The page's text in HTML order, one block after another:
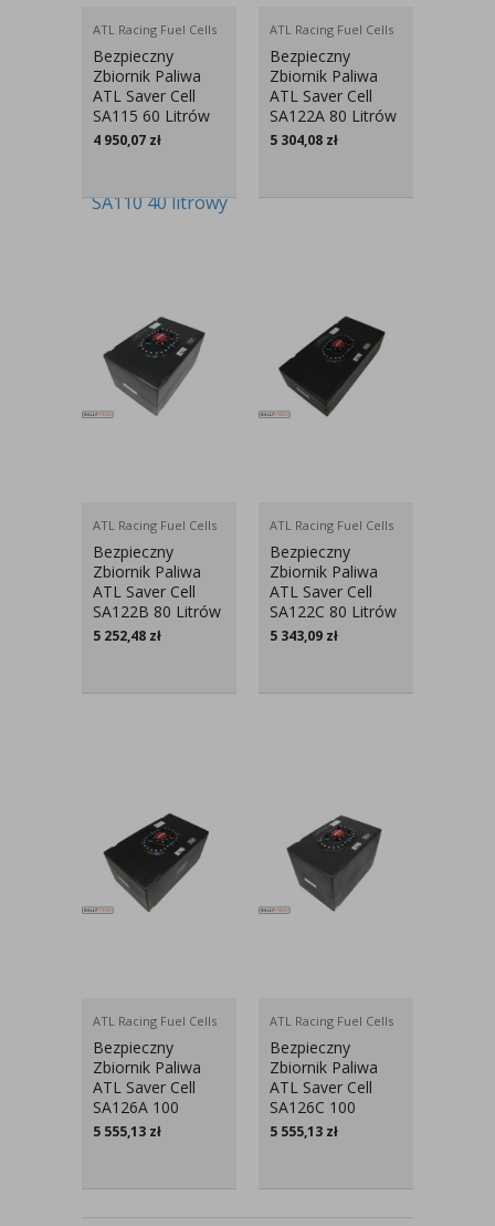
ATL Racing Fuel Cells
Bezpieczny
Zbiornik Paliwa
ATL Saver Cell
SA115 60 Litrów
4 950,07 zł
ATL Racing Fuel Cells
Bezpieczny
Zbiornik Paliwa
ATL Saver Cell
SA122A 80 Litrów
5 304,08 zł
ATL Racing Fuel Cells
Bezpieczny
Zbiornik Paliwa
ATL Saver Cell
SA122B 80 Litrów
5 252,48 zł
ATL Racing Fuel Cells
Bezpieczny
Zbiornik Paliwa
ATL Saver Cell
SA122C 80 Litrów
5 343,09 zł
ATL Racing Fuel Cells
Bezpieczny
Zbiornik Paliwa
ATL Saver Cell
SA126A 100
Litrów
5 555,13 zł
ATL Racing Fuel Cells
Bezpieczny
Zbiornik Paliwa
ATL Saver Cell
SA126C 100
Litrów
5 555,13 zł